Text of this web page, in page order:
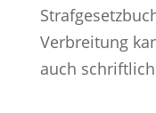
Verbreitung
auch